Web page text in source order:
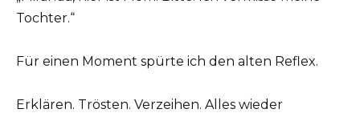
Tochter.“
Für einen Moment spürte ich den alten Reflex.
Erklären. Trösten. Verzeihen. Alles wieder